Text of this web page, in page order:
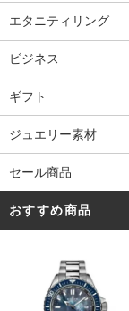
エタニティリング
ビジネス
ギフト
ジュエリー素材
セール商品
おすすめ商品